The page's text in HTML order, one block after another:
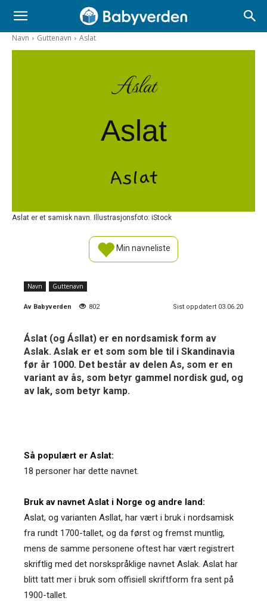
Navn Guttenavn Aslat
Aslat
Aslat
Aslat
Aslat er et samisk navn. Illustrasjonsfoto: iStock
Min navneliste
Navn Guttenavn
Av Babyverden 802 Sist oppdatert 03.06.20
Áslat (og Ásllat) er en nordsamisk form av
Aslak. Aslak er et som som ble til i Skandinavia
før år 1000. Det består av delen As, som er en
variant av ås, som betyr gammel nordisk gud, og
av lak, som betyr kamp.
Så populært er Aslat:
18 personer har dette navnet.
Bruk av navnet Aslat i Norge og andre land:
Aslat, og varianten Asllat, har vært i bruk i nordsamisk
fra rundt 1700-tallet, og da først og fremst muntlig,
mens de samme personene oftest har vært registrert
skriftlig med det norskspråklige navnet Aslak. Aslat har
blitt tatt mer i bruk som offisiell skriftform fra sent på
1900-tallet.